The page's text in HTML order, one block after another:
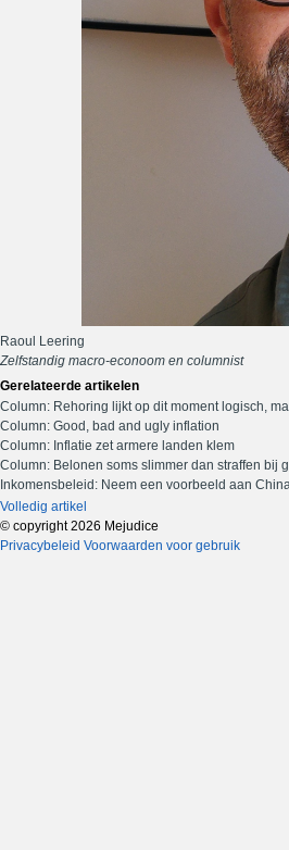
Raoul Leering
Zelfstandig macro-econoom en columnist
Gerelateerde artikelen
Column: Rehoring lijkt op dit moment logisch,
Column: Good, bad and ugly inflation
Column: Inflatie zet armere landen klem
Column: Belonen soms slimmer dan straffen bij
Inkomensbeleid: Neem een voorbeeld aan
Volledig artikel
© copyright 2026 Mejudice
Privacybeleid Voorwaarden voor gebruik